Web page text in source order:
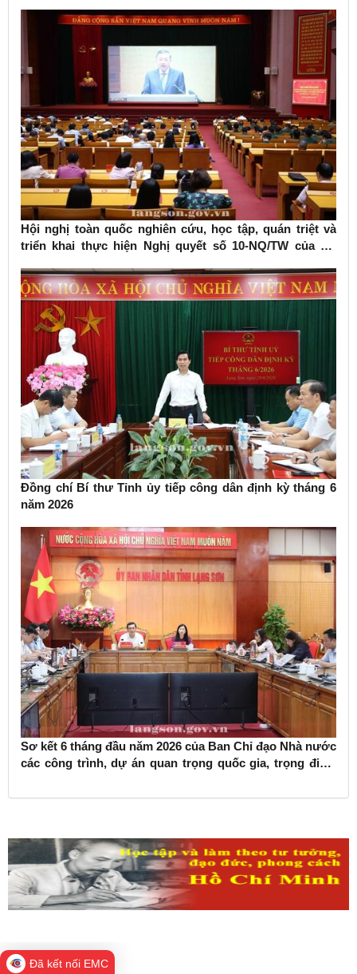
Hội nghị toàn quốc nghiên cứu, học tập, quán triệt và
triển khai thực hiện Nghị quyết số 10-NQ/TW của Bộ
Đồng chí Bí thư Tỉnh ủy tiếp công dân định kỳ tháng 6
năm 2026
Sơ kết 6 tháng đầu năm 2026 của Ban Chỉ đạo Nhà nước
các công trình, dự án quan trọng quốc gia, trọng điểm
Đã kết nối EMC